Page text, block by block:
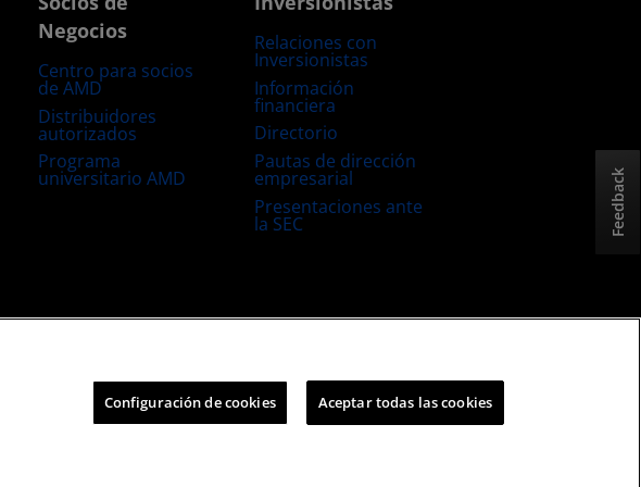
Feedback
Negocios
Centro para socios
de AMD
Distribuidores
autorizados
Programa
universitario AMD
Relaciones con
Inversionistas
Información
financiera
Directorio
Pautas de dirección
empresarial
Presentaciones ante
la SEC
Configuración de cookies Aceptar todas las cookies